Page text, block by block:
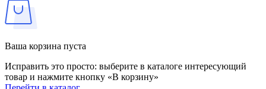
Ваша корзина пуста
Исправить это просто: выберите в каталоге интересующий
товар и нажмите кнопку «В корзину»